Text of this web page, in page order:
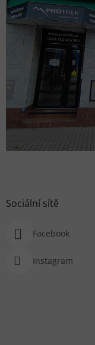
Sociální sítě
Facebook
Instagram